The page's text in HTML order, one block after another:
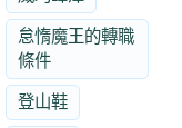
怠惰魔王的轉職
條件
登山鞋